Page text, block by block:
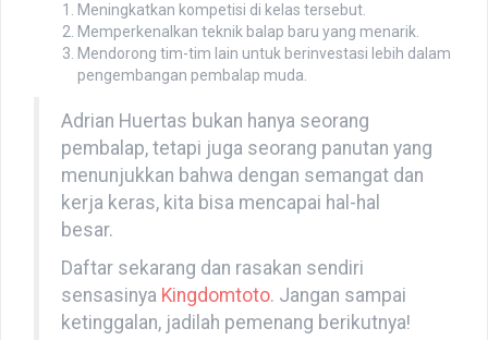
Meningkatkan kompetisi di kelas tersebut.
Memperkenalkan teknik balap baru yang menarik.
Mendorong tim-tim lain untuk berinvestasi lebih dalam
pengembangan pembalap muda.
Adrian Huertas bukan hanya seorang
pembalap, tetapi juga seorang panutan yang
menunjukkan bahwa dengan semangat dan
kerja keras, kita bisa mencapai hal-hal
besar.
Daftar sekarang dan rasakan sendiri
sensasinya Kingdomtoto. Jangan sampai
ketinggalan, jadilah pemenang berikutnya!